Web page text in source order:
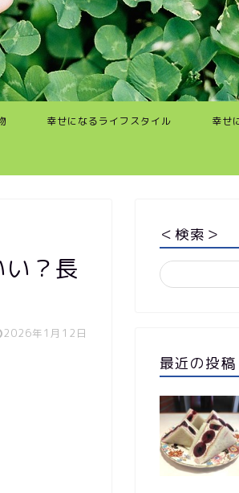
幸せになるライフスタイル 幸せ
？長
2026年1月12日
＜検索＞
最近の投稿